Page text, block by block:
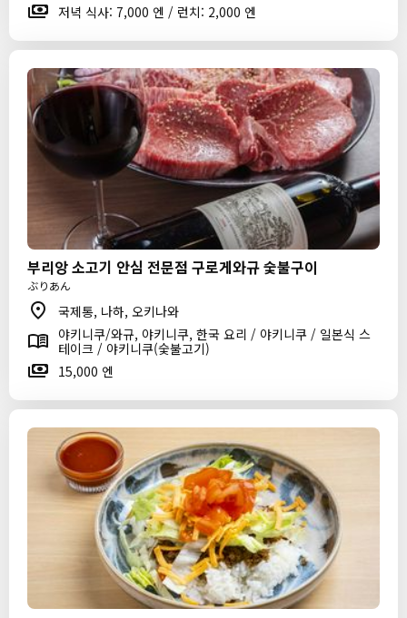
저녁 식사: 7,000 엔 / 런치: 2,000 엔
부리앙 소고기 안심 전문점 구로게와규 숯불구이
ぶりあん
국제통, 나하, 오키나와
야키니쿠/와규, 야키니쿠, 한국 요리 / 야키니쿠 / 일본식 스
테이크 / 야키니쿠(숯불고기)
15,000 엔